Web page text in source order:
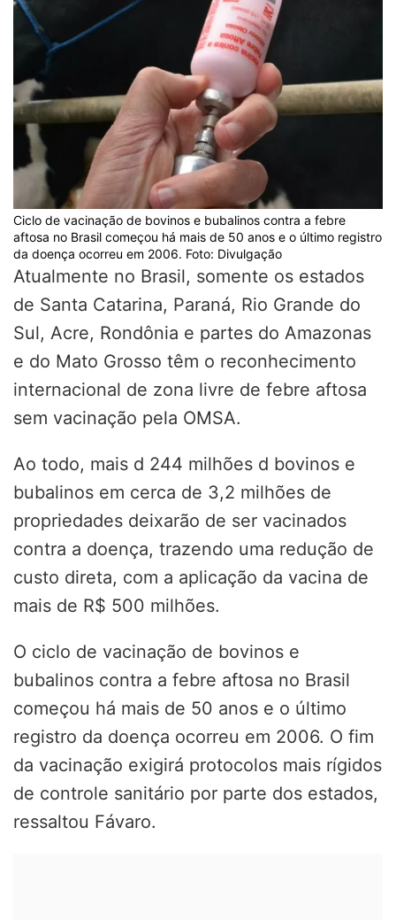
Ciclo de vacinação de bovinos e bubalinos contra a febre
aftosa no Brasil começou há mais de 50 anos e o último registro
da doença ocorreu em 2006. Foto: Divulgação
Atualmente no Brasil, somente os estados
de Santa Catarina, Paraná, Rio Grande do
Sul, Acre, Rondônia e partes do Amazonas
e do Mato Grosso têm o reconhecimento
internacional de zona livre de febre aftosa
sem vacinação pela OMSA.
Ao todo, mais d 244 milhões d bovinos e
bubalinos em cerca de 3,2 milhões de
propriedades deixarão de ser vacinados
contra a doença, trazendo uma redução de
custo direta, com a aplicação da vacina de
mais de R$ 500 milhões.
O ciclo de vacinação de bovinos e
bubalinos contra a febre aftosa no Brasil
começou há mais de 50 anos e o último
registro da doença ocorreu em 2006. O fim
da vacinação exigirá protocolos mais rígidos
de controle sanitário por parte dos estados,
ressaltou Fávaro.